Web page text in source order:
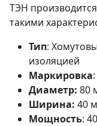
ТЭН
такими
Тип:
изоляцией
Маркировка
Диаметр: 80
Ширина: 40
Мощность: